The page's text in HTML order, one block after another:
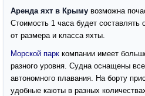
Аренда яхт в Крыму возможна
Стоимость 1 часа будет составлять
от размера и класса яхты.
Морской парк компании имеет
разного уровня. Судна оснащены
автономного плавания. На борту
удобные каюты в разных